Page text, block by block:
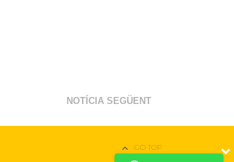
NOTÍCIA SEGÜENT
GO TOP